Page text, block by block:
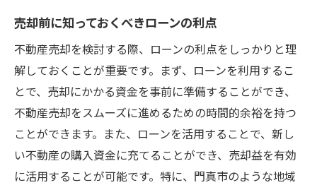
売却前に知っておくべきローンの利点
不動産売却を検討する際、ローンの利点をしっかりと理
解しておくことが重要です。まず、ローンを利用するこ
とで、売却にかかる資金を事前に準備することができ、
不動産売却をスムーズに進めるための時間的余裕を持つ
ことができます。また、ローンを活用することで、新し
い不動産の購入資金に充てることができ、売却益を有効
に活用することが可能です。特に、門真市のような地域